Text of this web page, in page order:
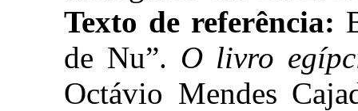
Texto de referência:
de Nu”. O livro
Octávio Mendes